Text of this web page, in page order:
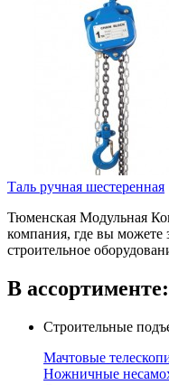
Таль ручная шестеренная
Тюменская Модульная
компания, где вы можете
строительное
В ассортименте:
Строительные
Мачтовые
Ножничные